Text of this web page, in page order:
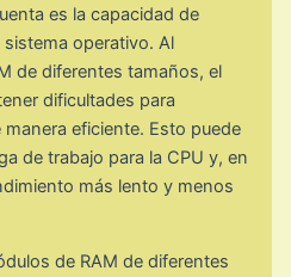
es la capacidad de
operativo. Al
de diferentes tamaños, el
dificultades para
eficiente. Esto puede
de trabajo para la CPU y, en
más lento y menos
de RAM de diferentes